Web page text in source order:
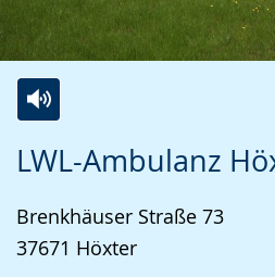
LWL-Ambulanz
Brenkhäuser Straße 73
37671 Höxter
Leichten
wechseln.
Audio-
Video
Deutscher
Gebärdensprache